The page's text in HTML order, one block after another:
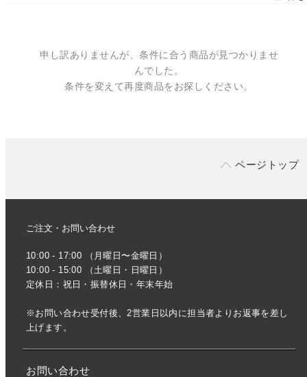
申し訳ありませんが、条件に合う商品が見つかりませ
んでした。
条件を変えて再度商品をお探しください。
ページトップ
ご注文・お問い合わせ
10:00 - 17:00 （月曜日〜金曜日）
10:00 - 15:00 （土曜日・日曜日）
定休日：祝日・振替休日・年末年始
※お問い合わせ受付後、2営業日以内に担当者よりお返事を差し
上げます。
お問い合わせ